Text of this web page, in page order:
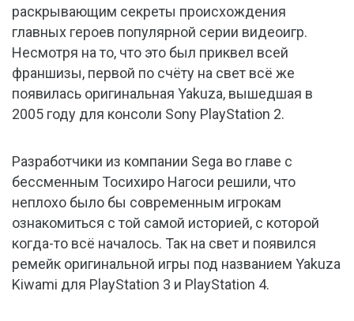
раскрывающим секреты происхождения
главных героев популярной серии видеоигр.
Несмотря на то, что это был приквел всей
франшизы, первой по счёту на свет всё же
появилась оригинальная Yakuza, вышедшая в
2005 году для консоли Sony PlayStation 2.
Разработчики из компании Sega во главе с
бессменным Тосихиро Нагоси решили, что
неплохо было бы современным игрокам
ознакомиться с той самой историей, с которой
когда-то всё началось. Так на свет и появился
ремейк оригинальной игры под названием Yakuza
Kiwami для PlayStation 3 и PlayStation 4.